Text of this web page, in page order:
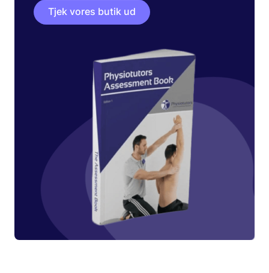
Tjek vores butik ud